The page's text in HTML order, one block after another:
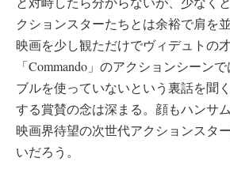
クションスターたちとは余裕で肩を
映画を少し観ただけでヴィデュトの
「Commando」のアクションシーン
ブルを使っていないという裏話を聞
する賞賛の念は深まる。顔もハンサ
映画界待望の次世代アクションスタ
いだろう。